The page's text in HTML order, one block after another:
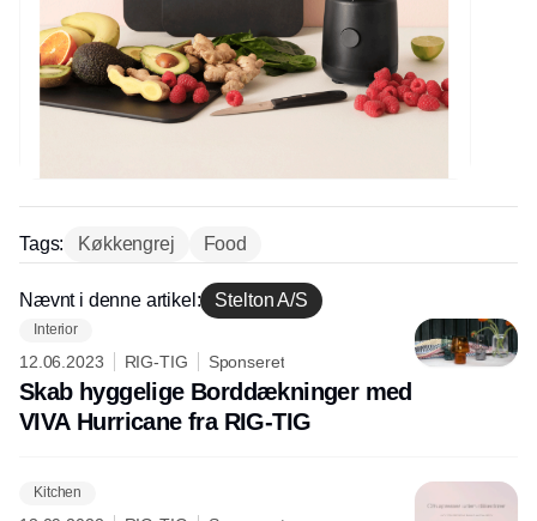
Tags: Køkkengrej Food
Nævnt i denne artikel: Stelton A/S
Interior
12.06.2023 RIG-TIG Sponseret
Skab hyggelige Borddækninger med
VIVA Hurricane fra RIG-TIG
Kitchen